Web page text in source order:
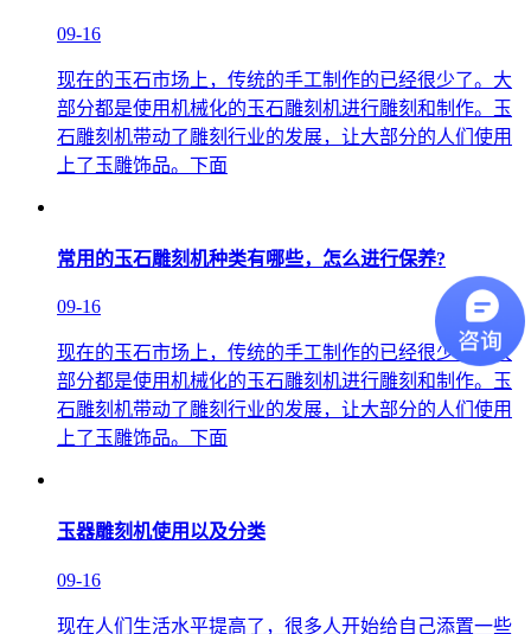
09-16
现在的玉石市场上，传统的手工制作的已经很少了。大
部分都是使用机械化的玉石雕刻机进行雕刻和制作。玉
石雕刻机带动了雕刻行业的发展，让大部分的人们使用
上了玉雕饰品。下面
常用的玉石雕刻机种类有哪些，怎么进行保养?
09-16
现在的玉石市场上，传统的手工制作的已经很少了。大
部分都是使用机械化的玉石雕刻机进行雕刻和制作。玉
石雕刻机带动了雕刻行业的发展，让大部分的人们使用
上了玉雕饰品。下面
玉器雕刻机使用以及分类
09-16
现在人们生活水平提高了，很多人开始给自己添置一些